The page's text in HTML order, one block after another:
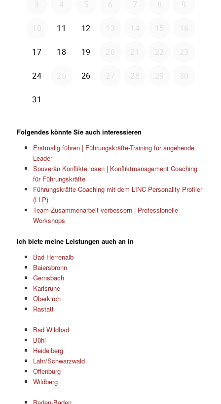
Folgendes könnte Sie auch interessieren
Erstmalig führen | Führungskräfte-Training für angehende
Leader
Souverän Konflikte lösen | Konfliktmanagement Coaching
für Führungskräfte
Führungskräfte-Coaching mit dem LINC Personality Profiler
(LLP)
Team-Zusammenarbeit verbessern | Professionelle
Workshops
Ich biete meine Leistungen auch an in
Bad Herrenalb
Baiersbronn
Gernsbach
Karlsruhe
Oberkirch
Rastatt
Bad Wildbad
Bühl
Heidelberg
Lahr/Schwarzwald
Offenburg
Wildberg